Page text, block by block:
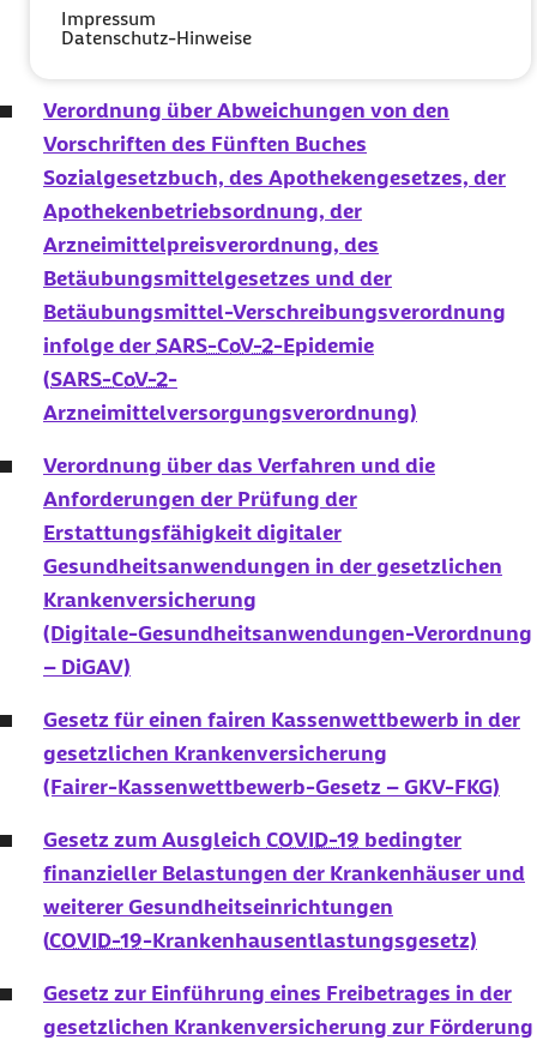
Impressum
Datenschutz-Hinweise
COVID-19-Versorgungsstrukturen-
Verordnung über Abweichungen von den
Vorschriften des Fünften Buches
Sozialgesetzbuch, des Apothekengesetzes, der
Apothekenbetriebsordnung, der
Arzneimittelpreisverordnung, des
Betäubungsmittelgesetzes und der
Betäubungsmittel-Verschreibungsverordnung
infolge der SARS-CoV-2-Epidemie
(SARS-CoV-2-
Arzneimittelversorgungsverordnung)
Verordnung über das Verfahren und die
Anforderungen der Prüfung der
Erstattungsfähigkeit digitaler
Gesundheitsanwendungen in der gesetzlichen
Krankenversicherung
(Digitale-Gesundheitsanwendungen-Verordnung
– DiGAV)
Gesetz für einen fairen Kassenwettbewerb in der
gesetzlichen Krankenversicherung
(Fairer-Kassenwettbewerb-Gesetz – GKV-FKG)
Gesetz zum Ausgleich COVID-19 bedingter
finanzieller Belastungen der Krankenhäuser und
weiterer Gesundheitseinrichtungen
(COVID-19-Krankenhausentlastungsgesetz)
Gesetz zur Einführung eines Freibetrages in der
gesetzlichen Krankenversicherung zur Förderung